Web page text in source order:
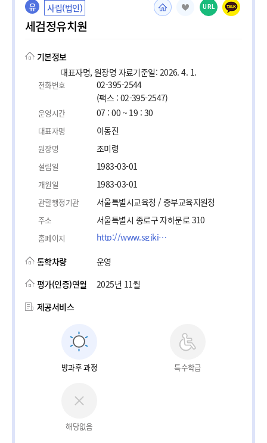
유 사립(법인)
세검정유치원
URL
기본정보
대표자명, 원장명 자료기준일: 2026. 4. 1.
전화번호
02-395-2544
(팩스 : 02-395-2547)
운영시간 07 : 00 ~ 19 : 30
대표자명 이동진
원장명 조미령
설립일 1983-03-01
개원일 1983-03-01
관할행정기관 서울특별시교육청 / 중부교육지원청
주소 서울특별시 종로구 자하문로 310
홈페이지 http://www.sgjkids.com
통학차량
운영
평가(인증)연월
2025년 11월
제공서비스
방과후 과정 특수학급
해당없음